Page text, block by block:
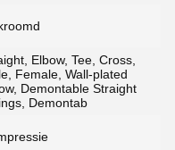
Elbow, Tee, Cross,
Female, Wall-plated
Demontable Straight
Demontab